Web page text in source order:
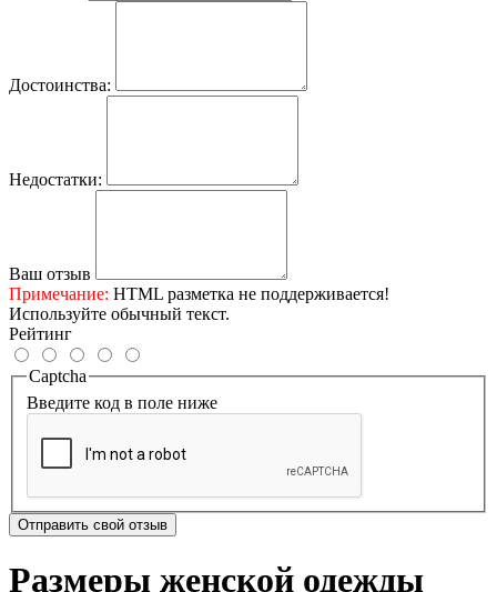
Достоинства:
Недостатки:
Ваш отзыв
Примечание: HTML разметка не поддерживается!
Используйте обычный текст.
Рейтинг
Captcha
Введите код в поле ниже
Отправить свой отзыв
Размеры женской одежды